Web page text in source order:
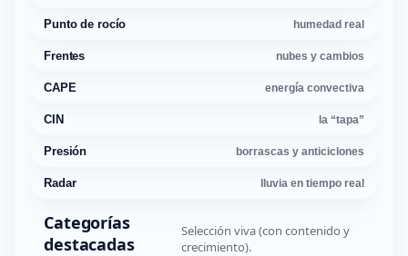
Punto de rocío humedad real
Frentes nubes y cambios
CAPE energía convectiva
CIN la “tapa”
Presión borrascas y anticiclones
Radar lluvia en tiempo real
Categorías
destacadas
Selección viva (con contenido y
crecimiento).